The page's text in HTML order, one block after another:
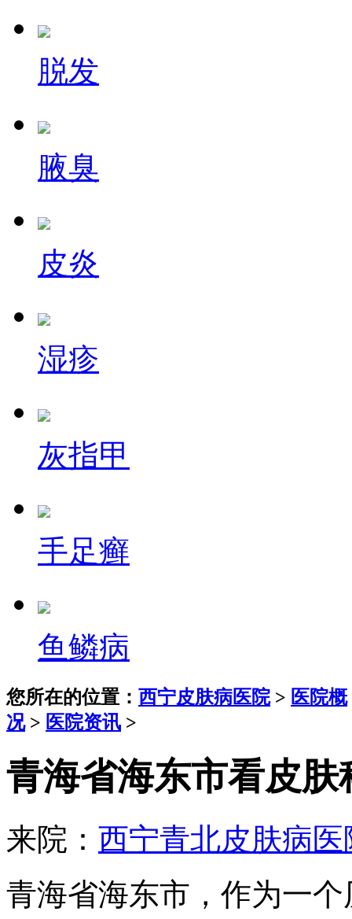
脱发
腋臭
皮炎
湿疹
灰指甲
手足癣
鱼鳞病
您所在的位置： 西宁皮肤病医院> 医院概
况> 医院资讯 >
青海省海东市看皮肤
来院： 西宁青北皮肤病医
青海省海东市，作为一